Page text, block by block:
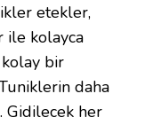
etekler,
ile kolayca
bir
daha
Gidilecek her